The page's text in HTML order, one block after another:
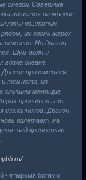
снегом Северные
тянется на многие
крылатых
их огонь жарок
Но дракон
Шум волн и
возле океана
приземлился
и темнота, из
слышны манящие
пропитал это
изгнанников. Дракон
взлетает, на
над крепостью
четырьмя богами